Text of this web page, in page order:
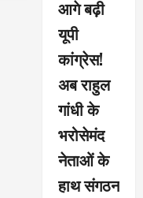
आगे बढ़ी
यूपी
कांग्रेस!
अब राहुल
गांधी के
भरोसेमंद
नेताओं के
हाथ संगठन